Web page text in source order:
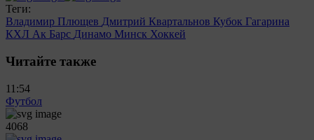
Теги:
Владимир Плющев Дмитрий Квартальнов Кубок Гагарина
КХЛ Ак Барс Динамо Минск Хоккей
Читайте также
11:54
Футбол
4068